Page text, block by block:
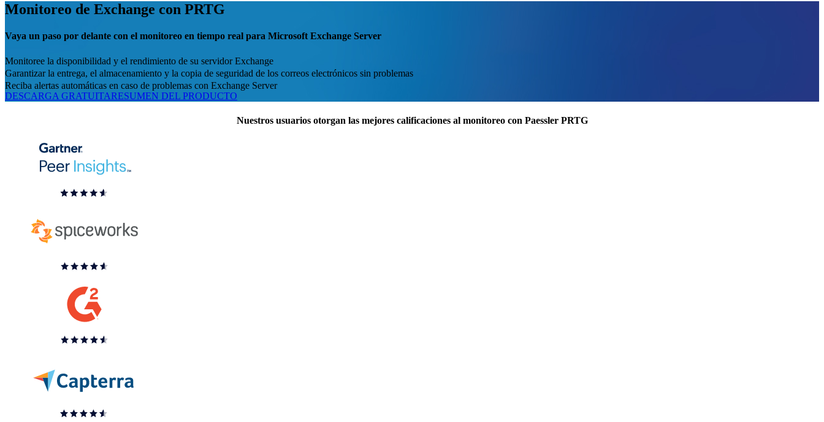
Monitoreo de Exchange con PRTG
Vaya un paso por delante con el monitoreo en tiempo real para Microsoft Exchange Server
Monitoree la disponibilidad y el rendimiento de su servidor Exchange
Garantizar la entrega, el almacenamiento y la copia de seguridad de los correos electrónicos sin problemas
Reciba alertas automáticas en caso de problemas con Exchange Server
DESCARGA GRATUITARESUMEN DEL PRODUCTO
Nuestros usuarios otorgan las mejores calificaciones al monitoreo con Paessler PRTG